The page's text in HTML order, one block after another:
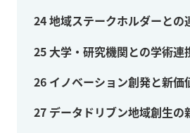
24地域ステークホルダーとの
25 大学・研究機関との学術連
26 イノベーション創発と新価
27 データドリブン地域創生の